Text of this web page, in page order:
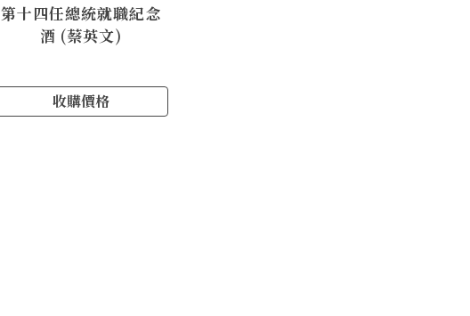
第十四任總統就職紀念
酒 (蔡英文)
收購價格